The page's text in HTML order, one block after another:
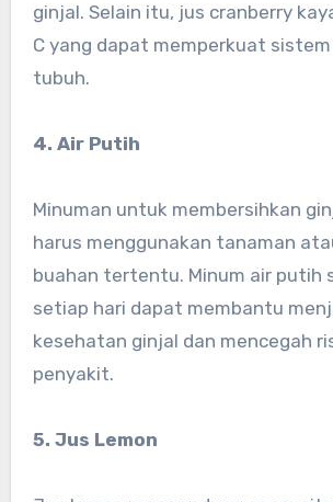
ginjal. Selain itu, jus cranberry
C yang dapat memperkuat
tubuh.
4. Air Putih
Minuman untuk membersihkan
harus menggunakan tanaman
buahan tertentu. Minum air putih
setiap hari dapat membantu
kesehatan ginjal dan mencegah
penyakit.
5. Jus Lemon